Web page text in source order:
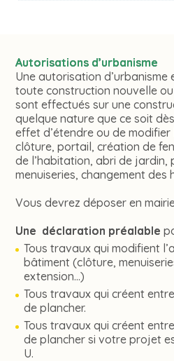
Autorisations d’urbanisme
Une autorisation d’urbanisme
toute construction nouvelle
sont effectués sur une
quelque nature que ce soit
effet d’étendre ou de modifier
clôture, portail, création de
de l’habitation, abri de jardin,
menuiseries, changement des
Vous devrez déposer en
Une déclaration préalable
Tous travaux qui modifient
bâtiment (clôture,
extension…)
Tous travaux qui créent
de plancher.
Tous travaux qui créent
de plancher si votre projet
U.